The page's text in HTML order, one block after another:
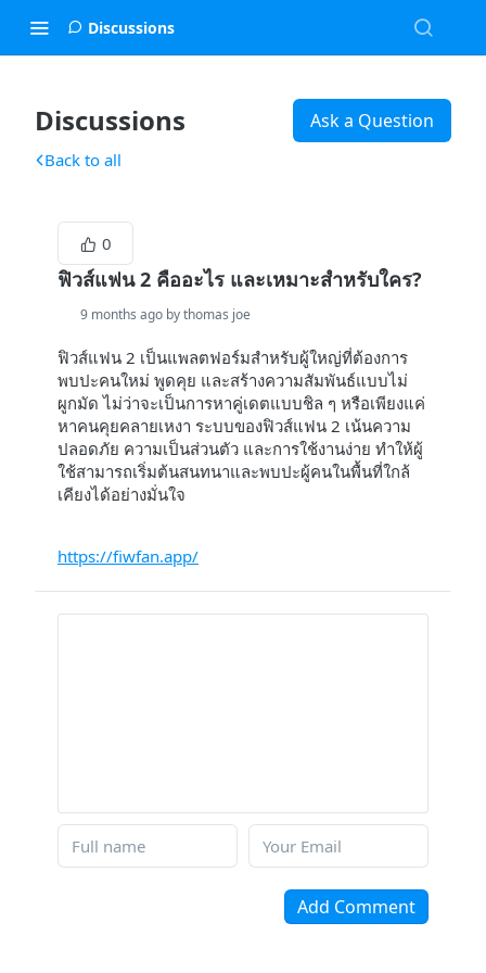
Discussions
Discussions Ask a Question
Back to all
0
ฟิวส์แฟน 2 คืออะไร และเหมาะสำหรับใคร?
9 months ago by thomas joe
ฟิวส์แฟน 2 เป็นแพลตฟอร์มสำหรับผู้ใหญ่ที่ต้องการ
พบปะคนใหม่ พูดคุย และสร้างความสัมพันธ์แบบไม่
ผูกมัด ไม่ว่าจะเป็นการหาคู่เดตแบบชิล ๆ หรือเพียงแค่
หาคนคุยคลายเหงา ระบบของฟิวส์แฟน 2 เน้นความ
ปลอดภัย ความเป็นส่วนตัว และการใช้งานง่าย ทำให้ผู้
ใช้สามารถเริ่มต้นสนทนาและพบปะผู้คนในพื้นที่ใกล้
เคียงได้อย่างมั่นใจ
https://fiwfan.app/
Add Comment